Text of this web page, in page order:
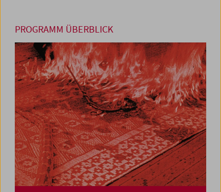
PROGRAMM ÜBERBLICK